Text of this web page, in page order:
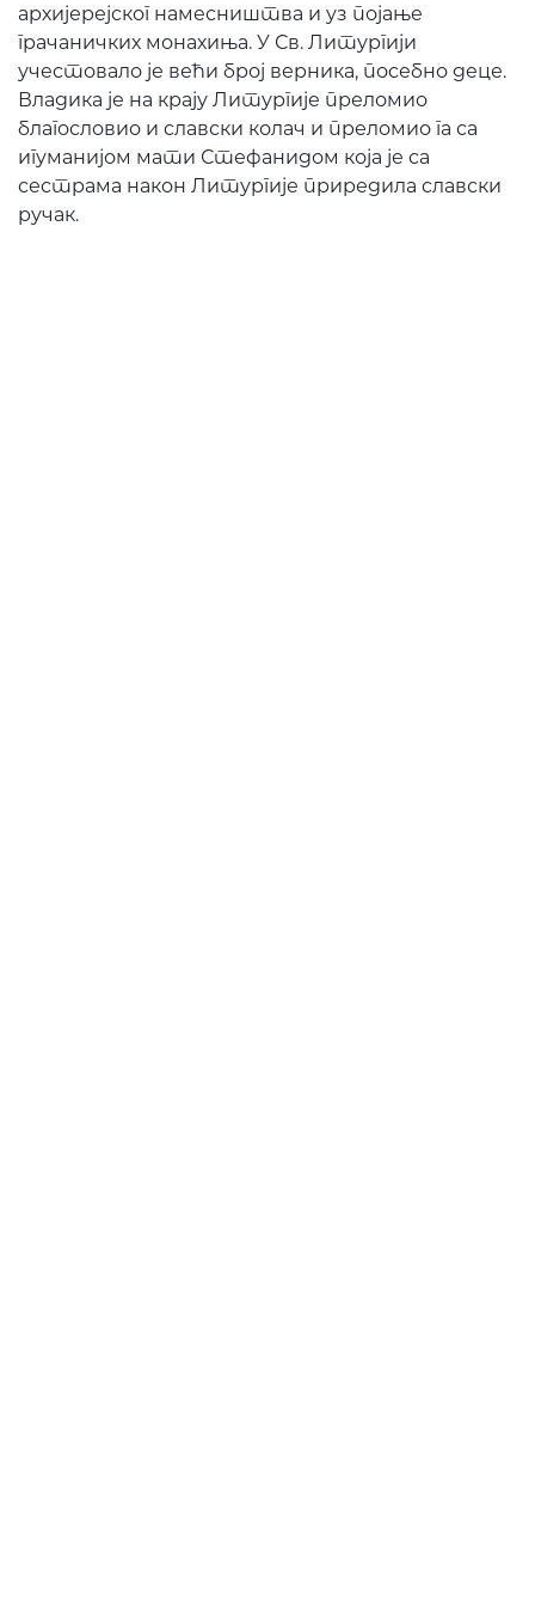
архијерејског намесништва и уз појање
грачаничких монахиња. У Св. Литургији
учестовало је већи број верника, посебно деце.
Владика је на крају Литургије преломио
благословио и славски колач и преломио га са
игуманијом мати Стефанидом која је са
сестрама након Литургије приредила славски
ручак.